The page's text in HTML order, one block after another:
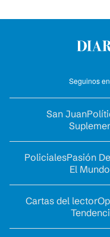
Seguinos
San Juan
PolicialesPasión
El Mundo
Cartas del lector